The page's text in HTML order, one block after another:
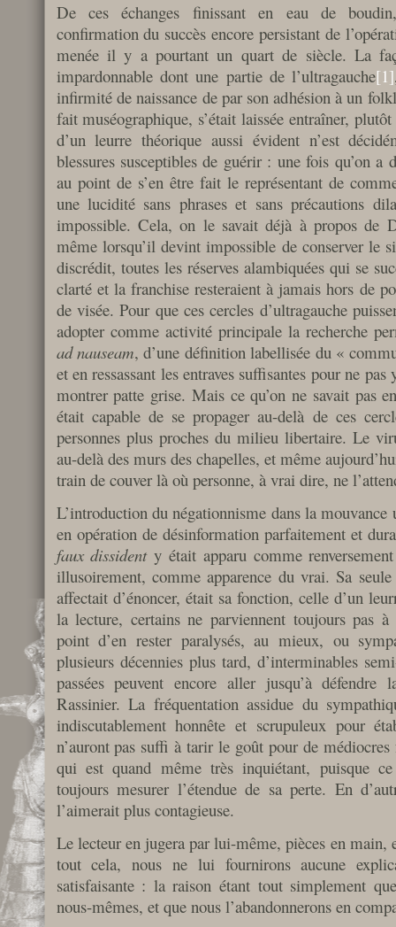
De ces échanges finissant en eau de
confirmation du succès encore persistant de
menée il y a pourtant un quart de siècle. La
impardonnable dont une partie de l’ultragauche[1]
infirmité de naissance de par son adhésion à un
fait muséographique, s’était laissée entraîner,
d’un leurre théorique aussi évident n’est
blessures susceptibles de guérir : une fois qu’on a
au point de s’en être fait le représentant de
une lucidité sans phrases et sans précautions
impossible. Cela, on le savait déjà à propos de
même lorsqu’il devint impossible de conserver le
discrédit, toutes les réserves alambiquées qui se
clarté et la franchise resteraient à jamais hors de
de visée. Pour que ces cercles d’ultragauche
adopter comme activité principale la recherche
ad nauseam, d’une définition labellisée du «
et en ressassant les entraves suffisantes pour ne
montrer patte grise. Mais ce qu’on ne savait pas
était capable de se propager au-delà de ces
personnes plus proches du milieu libertaire. Le
au-delà des murs des chapelles, et même
train de couver là où personne, à vrai dire, ne
L’introduction du négationnisme dans la mouvance
en opération de désinformation parfaitement et
faux dissidenty était apparu comme
illusoirement, comme apparence du vrai. Sa
affectait d’énoncer, était sa fonction, celle d’un
la lecture, certains ne parviennent toujours pas à
point d’en rester paralysés, au mieux, ou
plusieurs décennies plus tard, d’interminables
passées peuvent encore aller jusqu’à
Rassinier. La fréquentation assidue du
indiscutablement honnête et scrupuleux pour
n’auront pas suffi à tarir le goût pour de
qui est quand même très inquiétant, puisque
toujours mesurer l’étendue de sa perte. En
l’aimerait plus contagieuse.
Le lecteur en jugera par lui-même, pièces en main,
tout cela, nous ne lui fournirons aucune
satisfaisante : la raison étant tout simplement
nous-mêmes, et que nous l’abandonnerons en